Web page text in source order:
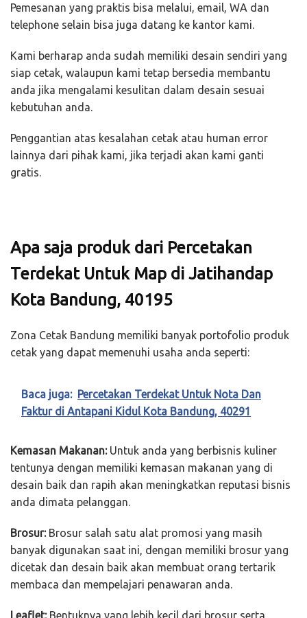
Pemesanan yang praktis bisa melalui, email, WA dan
telephone selain bisa juga datang ke kantor kami.
Kami berharap anda sudah memiliki desain sendiri yang
siap cetak, walaupun kami tetap bersedia membantu
anda jika mengalami kesulitan dalam desain sesuai
kebutuhan anda.
Penggantian atas kesalahan cetak atau human error
lainnya dari pihak kami, jika terjadi akan kami ganti
gratis.
Apa saja produk dari Percetakan
Terdekat Untuk Map di Jatihandap
Kota Bandung, 40195
Zona Cetak Bandung memiliki banyak portofolio produk
cetak yang dapat memenuhi usaha anda seperti:
Baca juga: Percetakan Terdekat Untuk Nota Dan
Faktur di Antapani Kidul Kota Bandung, 40291
Kemasan Makanan:Untuk anda yang berbisnis kuliner
tentunya dengan memiliki kemasan makanan yang di
desain baik dan rapih akan meningkatkan reputasi bisnis
anda dimata pelanggan.
Brosur:Brosur salah satu alat promosi yang masih
banyak digunakan saat ini, dengan memiliki brosur yang
dicetak dan desain baik akan membuat orang tertarik
membaca dan mempelajari penawaran anda.
Leaflet:Bentuknya yang lebih kecil dari brosur serta